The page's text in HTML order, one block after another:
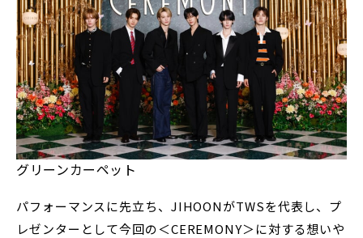
グリーンカーペット
パフォーマンスに先立ち、JIHOONがTWSを代表し、プ
レゼンターとして今回の＜CEREMONY＞に対する想いや